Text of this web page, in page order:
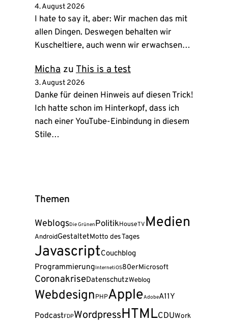
4. August 2026
I hate to say it, aber: Wir machen das mit
allen Dingen. Deswegen behalten wir
Kuscheltiere, auch wenn wir erwachsen…
Micha zu This is a test
3. August 2026
Danke für deinen Hinweis auf diesen Trick!
Ich hatte schon im Hinterkopf, dass ich
nach einer YouTube-Einbindung in diesem
Stile…
Themen
WeblogsDie GrünenPolitikHouseTV Medien
AndroidGestaltetMotto des Tages
JavascriptCouchblog
ProgrammierungInternetiOS80erMicrosoft
CoronakriseDatenschutzWeblog
WebdesignPHPAppleAdobeA11Y
PodcastFDPWordpressHTMLCDUWork